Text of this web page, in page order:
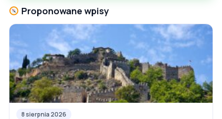
Proponowane wpisy
8 sierpnia 2026